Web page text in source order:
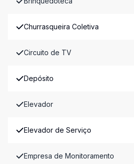
Churrasqueira Coletiva
Circuito de TV
Depósito
Elevador
Elevador de Serviço
Empresa de Monitoramento